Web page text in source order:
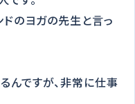
のヨガの先生と言っ
んですが、非常に仕事